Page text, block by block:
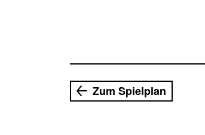
Zum Spielplan